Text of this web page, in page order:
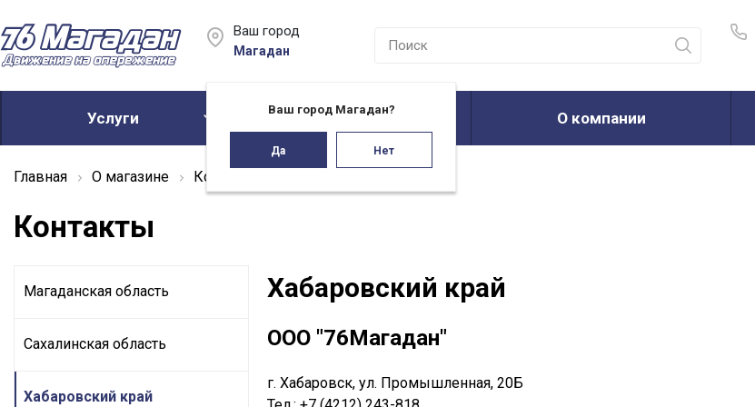
Ваш город
Магадан
Ваш город Магадан?
Да Нет
Услуги Акции О компании
Главная О магазине Контакты
Контакты
Магаданская область
Сахалинская область
Хабаровский край
Хабаровский край
ООО "76Магадан"
г. Хабаровск, ул. Промышленная, 20Б